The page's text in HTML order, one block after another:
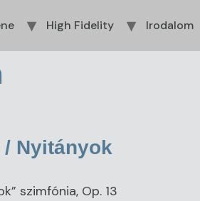
High Fidelity Irodalom
Nyitányok
szimfónia, Op. 13